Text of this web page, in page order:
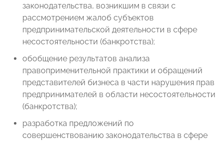
законодательства, возникшим в связи с
рассмотрением жалоб субъектов
предпринимательской деятельности в сфере
несостоятельности (банкротства);
обобщение результатов анализа
правоприменительной практики и обращений
представителей бизнеса в части нарушения прав
предпринимателей в области несостоятельности
(банкротства);
разработка предложений по
совершенствованию законодательства в сфере